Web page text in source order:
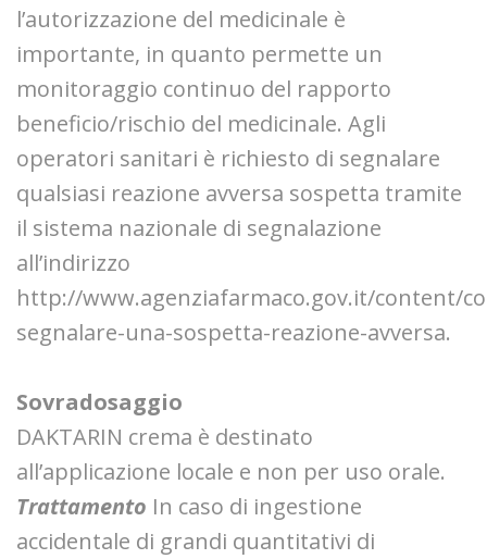
l’autorizzazione del medicinale è
importante, in quanto permette un
monitoraggio continuo del rapporto
beneficio/rischio del medicinale. Agli
operatori sanitari è richiesto di segnalare
qualsiasi reazione avversa sospetta tramite
il sistema nazionale di segnalazione
all’indirizzo
http://www.agenziafarmaco.gov.it/content/
segnalare-una-sospetta-reazione-avversa.
Sovradosaggio
DAKTARIN crema è destinato
all’applicazione locale e non per uso orale.
Trattamento In caso di ingestione
accidentale di grandi quantitativi di